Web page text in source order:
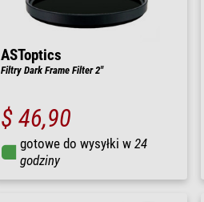
ASToptics
Filtry Dark Frame Filter 2"
$ 46,90
gotowe do wysyłki w 24
godziny